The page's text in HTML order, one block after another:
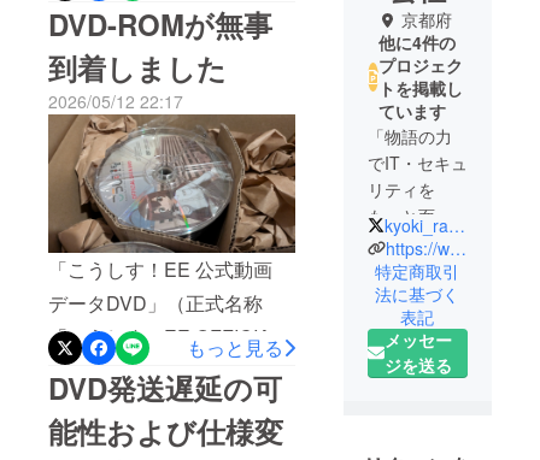
ルコースの方にはAVCHD版
のISOイメージもアップロー
ド済です）皆様のお手元に
無事届きましたでしょう
か？ もし破損等の問題な
どがございましたら、メッ
セージにてお知らせいただ
ければ幸いです。これをも
ちまして本プロジェクトは
完了いたしましたが、支出
が全て完了し次第、会計報
告を公開する予定です。な
お、「こうしす！EE
OFFICIAL DATA DVD」は近
DVD-ROMが無事
到着しました
2026/05/12 22:17
「こうしす！EE 公式動画
データDVD」（正式名称
「こうしす！EE OFFICIAL
DATA DVD」）のDVD-ROM
は無事製造が完了し、本日
到着しました。先日お知ら
もっと見る
DVD発送遅延の可
能性および仕様変
京都府
他に4件の
プロジェク
トを掲載し
ています
「物語の力
でIT・セキュ
リティを
もっと面白
く」をモッ
トーに、
「京姫鉄
道」を舞台
とした作品
を制作しま
者ではあり
kyoki_railway
https://www.kyoki-railway.co.jp
特定商取引
法に基づく
表記
メッセー
ジを送る